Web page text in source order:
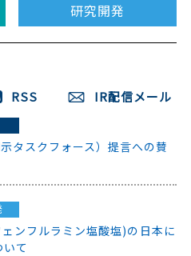
研究開発
RSS IR配信メール
タスクフォース）提言への賛
ンフルラミン塩酸塩)の日本に
て